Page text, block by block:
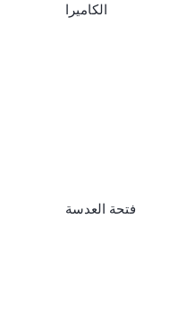
الكاميرا
فتحة العدسة